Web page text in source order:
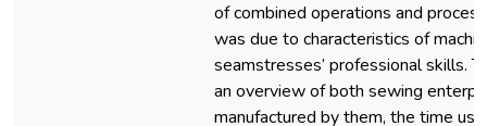
of combined operations and
was due to characteristics of
seamstresses’ professional skills.
an overview of both sewing
manufactured by them, the time